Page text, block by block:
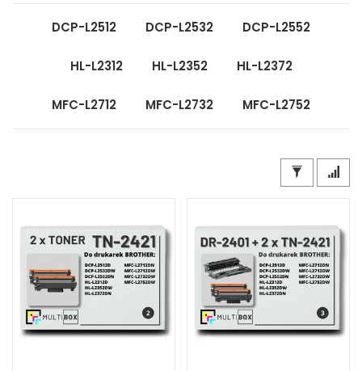
DCP-L2512 DCP-L2532 DCP-L2552
HL-L2312 HL-L2352 HL-L2372
MFC-L2712 MFC-L2732 MFC-L2752